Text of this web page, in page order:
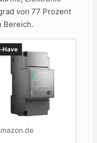
von 77 Prozent
Bereich.
Have